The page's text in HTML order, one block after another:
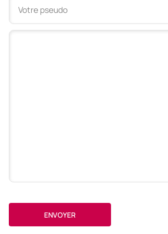
Votre commentaire
ENVOYER